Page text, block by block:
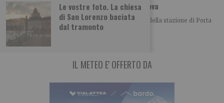
Le vostre foto. La chiesa
di San Lorenzo baciata
dal tramonto
Le foto dei lettori: la stazione di Porta Nuova
Luigi Gagliano ci propone questa bella immagine della stazione di Porta
Nuova a Torino Leggi qui
IL METEO E' OFFERTO DA